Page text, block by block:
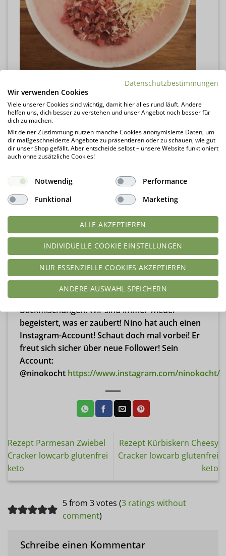
Diese Rezeptidee stammt von unserem Kunden
Nino. Er erstellt super tolle Rezepte mit unseren
Backmischungen. Wir sind immer wieder
begeistert, was er zaubert! Nino hat auch einen
Instagram-Account! Schaut doch mal vorbei! Er
freut sich sicher über neue Follower! Sein
Account:
@ninokocht https://www.instagram.com/ninokocht/
Rezept Parmesan Zwiebel
Cracker lowcarb glutenfrei
keto
Rezept Kürbiskern Cheesy
Cracker lowcarb glutenfrei
keto
5 from 3 votes (3 ratings without
comment)
Schreibe einen Kommentar
Datenschutzbestimmungen
Wir verwenden Cookies
Viele unserer Cookies sind wichtig, damit hier alles rund läuft. Andere
helfen uns, dich besser zu verstehen und unser Angebot noch besser für
dich zu machen.
Mit deiner Zustimmung nutzen manche Cookies anonymisierte Daten, um
dir maßgeschneiderte Angebote zu präsentieren oder zu schauen, wie gut
dir unser Shop gefällt. Aber entscheide selbst – unsere Website funktioniert
auch ohne zusätzliche Cookies!
Notwendig
Performance
Funktional
Marketing
ALLE AKZEPTIEREN
INDIVIDUELLE COOKIE EINSTELLUNGEN
NUR ESSENZIELLE COOKIES AKZEPTIEREN
ANDERE AUSWAHL SPEICHERN